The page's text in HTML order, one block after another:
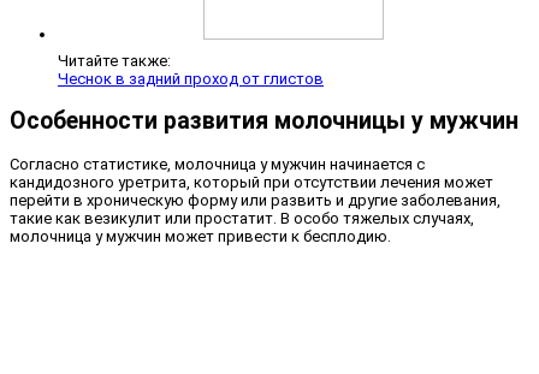
Читайте также:
Чеснок в задний проход от глистов
Особенности развития молочницы у мужчин
Согласно статистике, молочница у мужчин начинается с
кандидозного уретрита, который при отсутствии лечения может
перейти в хроническую форму или развить и другие заболевания,
такие как везикулит или простатит. В особо тяжелых случаях,
молочница у мужчин может привести к бесплодию.